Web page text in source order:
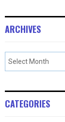
ARCHIVES
CATEGORIES